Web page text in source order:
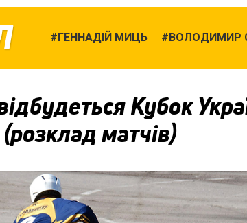
ГЕННАДІЙ МИЦЬ ВОЛОДИМИР
Кубок
матчів)